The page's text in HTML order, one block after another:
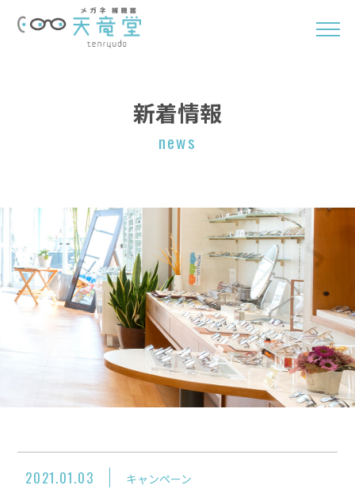
新着情報
news
2021.01.03 キャンペーン